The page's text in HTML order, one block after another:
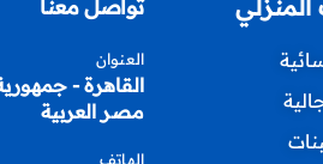
المنزلي تواصل معنا
العنوان
القاهرة -
مصر العربية
الهاتف